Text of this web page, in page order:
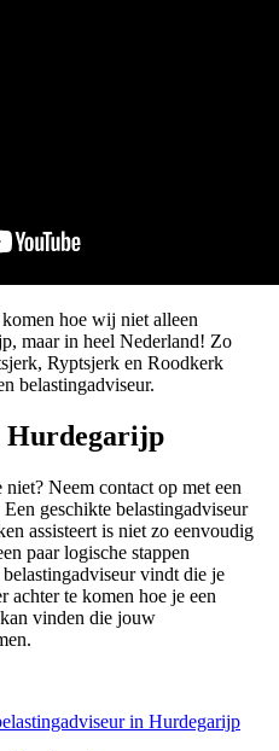
hoe wij niet alleen
maar in heel Nederland! Zo
Ryptsjerk en Roodkerk
belastingadviseur.
Hurdegarijp
Neem contact op met een
geschikte belastingadviseur
assisteert is niet zo eenvoudig
paar logische stappen
vindt die je
te komen hoe je een
vinden die jouw
in Hurdegarijp